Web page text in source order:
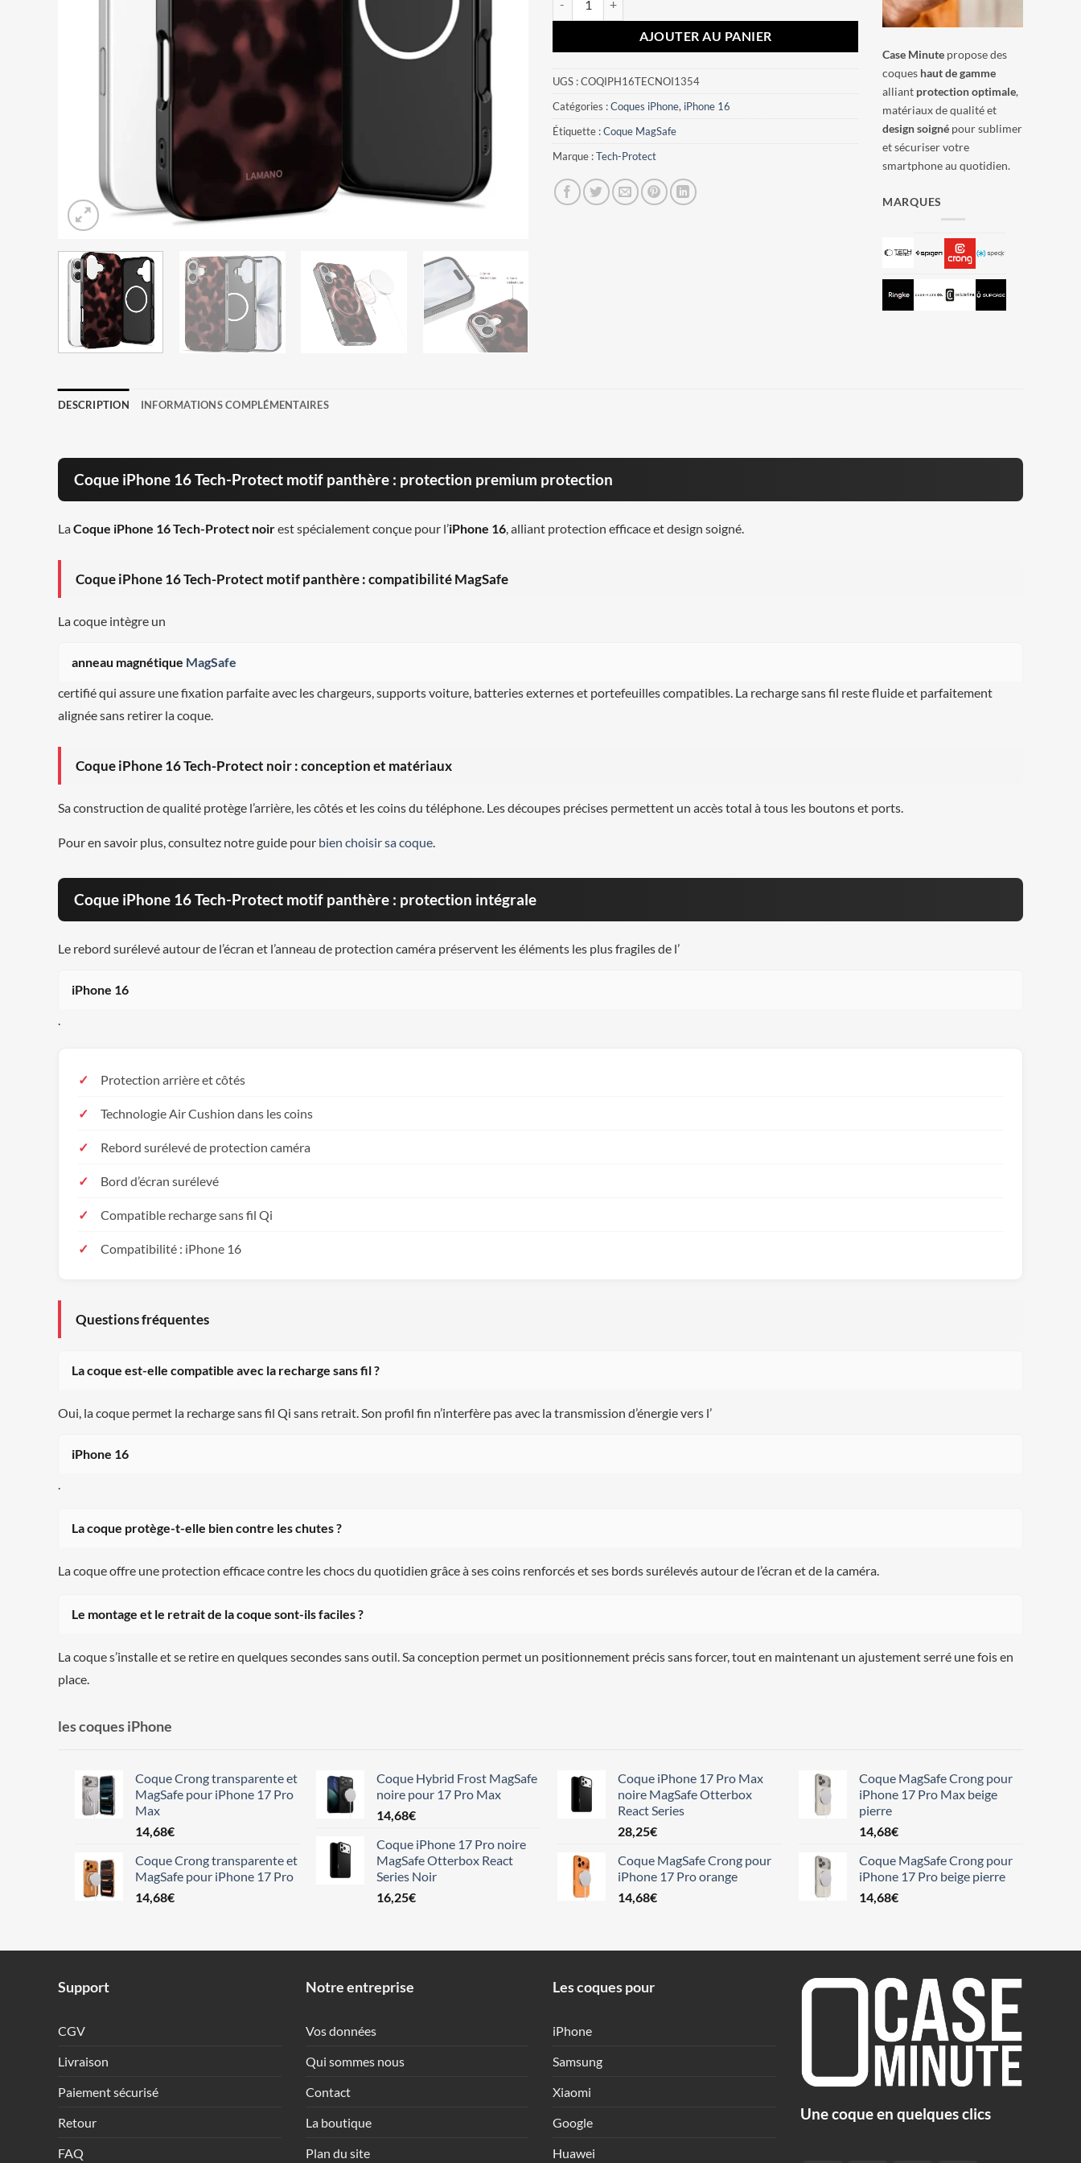
AJOUTER AU PANIER
UGS :COQIPH16TECNOI1354
Catégories :Coques iPhone, iPhone 16
Étiquette :Coque MagSafe
Marque :Tech-Protect
Case Minute propose des
coques haut de gamme
alliant protection optimale,
matériaux de qualité et
design soigné pour sublimer
et sécuriser votre
smartphone au quotidien.
MARQUES
DESCRIPTION INFORMATIONS COMPLÉMENTAIRES
Coque iPhone 16 Tech-Protect motif panthère : protection premium protection
LaCoque iPhone 16 Tech-Protect noirest spécialement conçue pour l’iPhone 16, alliant protection efficace et design soigné.
Coque iPhone 16 Tech-Protect motif panthère : compatibilité MagSafe
La coque intègre un
anneau magnétique MagSafe
certifié qui assure une fixation parfaite avec les chargeurs, supports voiture, batteries externes et portefeuilles compatibles. La recharge sans fil reste fluide et parfaitement
alignée sans retirer la coque.
Coque iPhone 16 Tech-Protect noir : conception et matériaux
Sa construction de qualité protège l’arrière, les côtés et les coins du téléphone. Les découpes précises permettent un accès total à tous les boutons et ports.
Pour en savoir plus, consultez notre guide pour bien choisir sa coque.
Coque iPhone 16 Tech-Protect motif panthère : protection intégrale
Le rebord surélevé autour de l’écran et l’anneau de protection caméra préservent les éléments les plus fragiles de l’
iPhone 16
.
Protection arrière et côtés
Technologie Air Cushion dans les coins
Rebord surélevé de protection caméra
Bord d’écran surélevé
Compatible recharge sans fil Qi
Compatibilité : iPhone 16
Questions fréquentes
La coque est-elle compatible avec la recharge sans fil ?
Oui, la coque permet la recharge sans fil Qi sans retrait. Son profil fin n’interfère pas avec la transmission d’énergie vers l’
iPhone 16
.
La coque protège-t-elle bien contre les chutes ?
La coque offre une protection efficace contre les chocs du quotidien grâce à ses coins renforcés et ses bords surélevés autour de l’écran et de la caméra.
Le montage et le retrait de la coque sont-ils faciles ?
La coque s’installe et se retire en quelques secondes sans outil. Sa conception permet un positionnement précis sans forcer, tout en maintenant un ajustement serré une fois en
place.
les coques iPhone
Coque Crong transparente et
MagSafe pour iPhone 17 Pro
Max
14,68€
Coque Crong transparente et
MagSafe pour iPhone 17 Pro
14,68€
Coque Hybrid Frost MagSafe
noire pour 17 Pro Max
14,68€
Coque iPhone 17 Pro noire
MagSafe Otterbox React
Series Noir
16,25€
Coque iPhone 17 Pro Max
noire MagSafe Otterbox
React Series
28,25€
Coque MagSafe Crong pour
iPhone 17 Pro orange
14,68€
Coque MagSafe Crong pour
iPhone 17 Pro Max beige
pierre
14,68€
Coque MagSafe Crong pour
iPhone 17 Pro beige pierre
14,68€
Support
CGV
Livraison
Paiement sécurisé
Retour
FAQ
Notre entreprise
Vos données
Qui sommes nous
Contact
La boutique
Plan du site
Les coques pour
iPhone
Samsung
Xiaomi
Google
Huawei
Une coque en quelques clics